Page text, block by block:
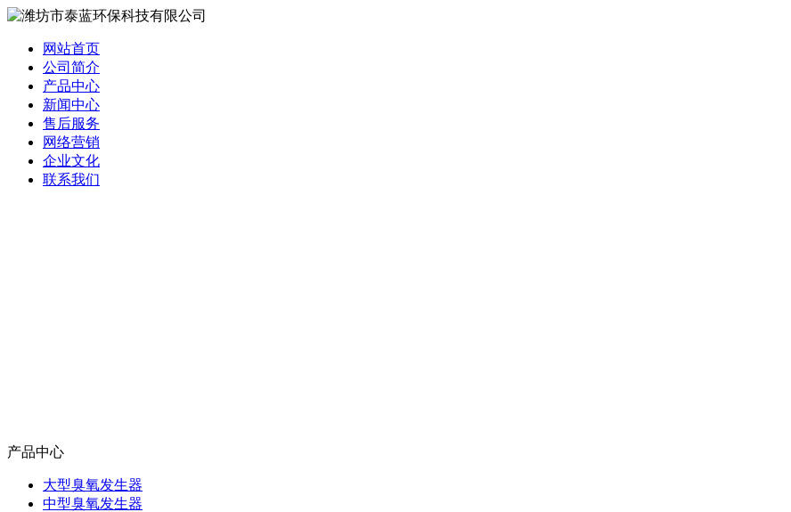
网站首页
公司简介
产品中心
新闻中心
售后服务
网络营销
企业文化
联系我们
产品中心
大型臭氧发生器
中型臭氧发生器